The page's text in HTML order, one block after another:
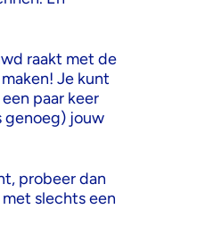
raakt met de
Je kunt
paar keer
genoeg) jouw
probeer dan
slechts een